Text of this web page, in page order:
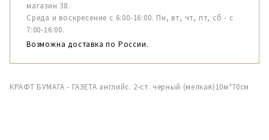
магазин 38.
Среда и воскресение с 6:00-16:00. Пн, вт, чт, пт, сб - с
7:00-16:00.
Возможна доставка по России.
КРАФТ БУМАГА - ГАЗЕТА английс. 2-ст. черный (мелкая)10м*70см